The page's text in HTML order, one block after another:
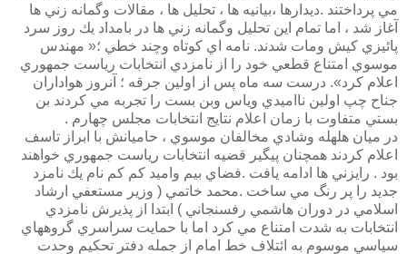
مي پرداختند .ديدارها ،بيانيه ها ، تحليل ها ، مقالات وگمانه زني ها
آغاز شد ، اما تمام اين تحليل وگمانه زني ها در بامداد يك روز سرد
پائيزي كيش ومات شدند. نامه اي كوتاه وچند خطي ؛« مهندس
موسوي امتناع قطعي خود را از نامزدي انتخابات رياست جمهوري
اعلام كرد». درست سه ماه پس از اولين جرقه ؛ آنروز هواداران
جناح چپ اولين نااميدي وياس وبن بست را تجربه مي كردند بن
بستي متفاوت با زمان اعلام نتايج انتخابات مجلس چهارم .
در ميان هلهله وشادي مخالفان موسوي ، حاميانش با ابراز تاسف
اعلام كردند همچنان پيگير قضيه انتخابات رياست جمهوري خواهند
بود . رايزني ها ادامه يافت .فضاي بيم واميد كم كم نام يك نامزد
جديد را پر رنگ مي ساخت .محمد خاتمي ( وزير مستعفي ارشاد
اسلامي در دوران هاشمي رفسنجاني ) ابتدا از پذيرش نامزدي
انتخابات به شدت امتناع مي كرد اما با حمايت سراسري گروههاي
سياسي موسوم به ائتلاف خط امام از جمله دفتر تحكيم وحدت